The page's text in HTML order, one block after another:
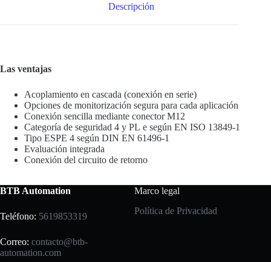
Descripción
Las ventajas
Acoplamiento en cascada (conexión en serie)
Opciones de monitorización segura para cada aplicación
Conexión sencilla mediante conector M12
Categoría de seguridad 4 y PL e según EN ISO 13849-1
Tipo ESPE 4 según DIN EN 61496-1
Evaluación integrada
Conexión del circuito de retorno
BTB Automation
Teléfono: 5619853319
Correo: contacto@btb-
automation.com
Marco legal
Política de Privacidad